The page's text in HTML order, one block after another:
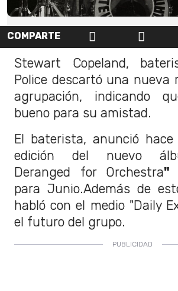
COMPARTE
Stewart Copeland,
Police descartó una nueva
agrupación, indicando
bueno para su amistad.
El baterista, anunció
edición del nuevo
Deranged for Orchestra"
para Junio.Además de
habló con el medio "Daily
el futuro del grupo.